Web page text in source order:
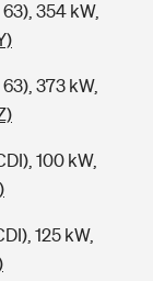
354 kW,
373 kW,
100 kW,
125 kW,